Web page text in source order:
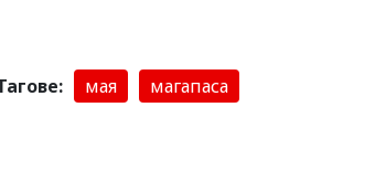
мая магапаса